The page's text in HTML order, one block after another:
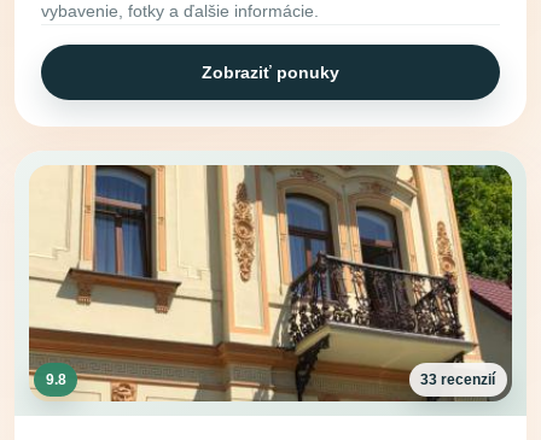
vybavenie, fotky a ďalšie informácie.
Zobraziť ponuky
9.8 33 recenzií